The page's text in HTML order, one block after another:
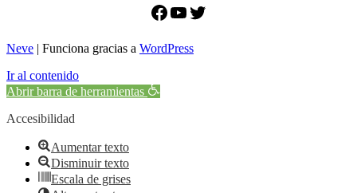
Facebook
YouTube
Twitter
Neve | Funciona gracias a WordPress
Ir al contenido
Abrir barra de herramientas
Accesibilidad
Aumentar texto
Disminuir texto
Escala de grises